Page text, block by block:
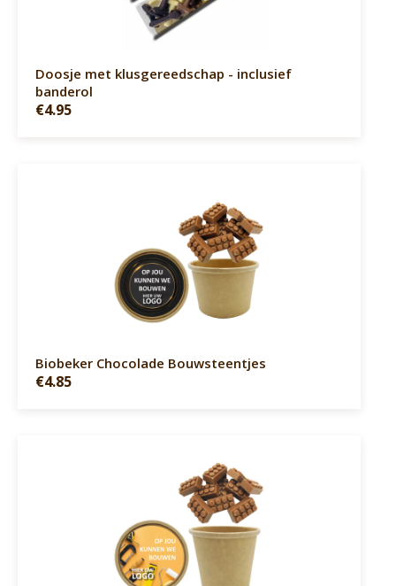
Doosje met klusgereedschap - inclusief
banderol
€4.95
Biobeker Chocolade Bouwsteentjes
€4.85